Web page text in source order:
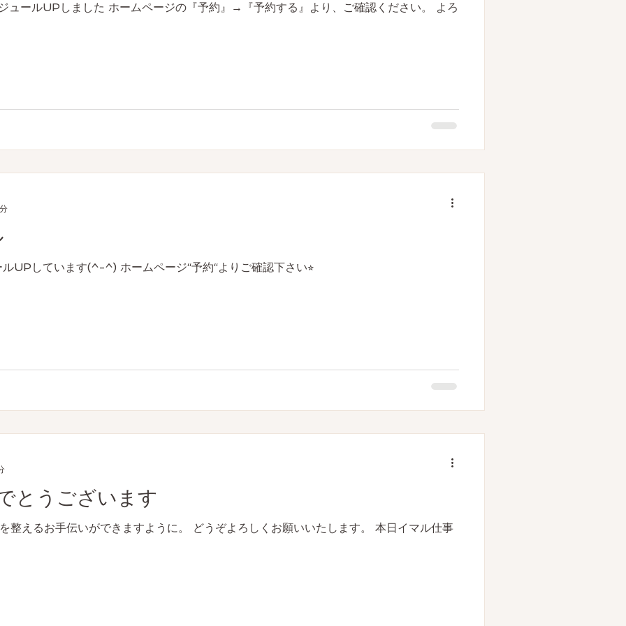
ュールUPしました ホームページの『予約』→『予約する』より、ご確認ください。 よろ
UPしています(^-^) ホームページ“予約“よりご確認下さい⭐︎
とうございます
整えるお手伝いができますように。 どうぞよろしくお願いいたします。 本日イマル仕事